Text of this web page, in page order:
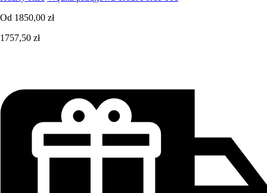
Od 1850,00 zł
1757,50 zł